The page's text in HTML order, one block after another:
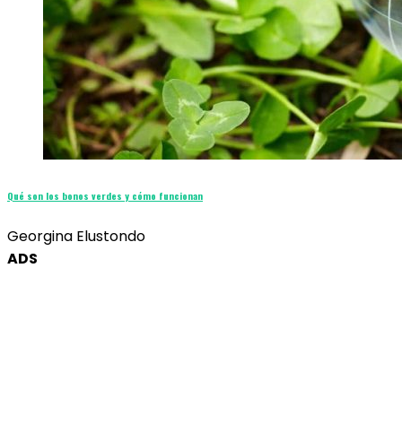
Qué son los bonos verdes y cómo funcionan
Georgina Elustondo
ADS